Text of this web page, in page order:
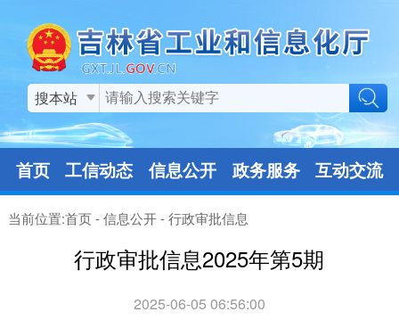
搜本站
首页 工信动态 信息公开 政务服务 互动交流
当前位置:首页-信息公开-行政审批信息
行政审批信息2025年第5期
2025-06-05 06:56:00